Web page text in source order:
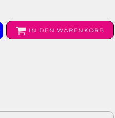
IN DEN WARENKORB